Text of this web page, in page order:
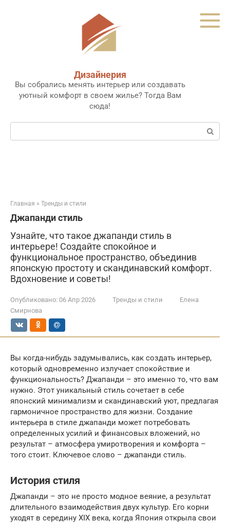
Дизайнерия
Вы собрались менять интерьер или создавать
уютный комфорт в своем жилье? Тогда Вам
сюда!
Поиск:
Главная » Тренды и стили
Джапанди стиль
Узнайте, что такое джапанди стиль в
интерьере! Создайте спокойное и
функциональное пространство, объединив
японскую простоту и скандинавский комфорт.
Вдохновение и советы!
Опубликовано: 06 Апр 2026 Тренды и стили
Елена
Смирнова
Вы когда-нибудь задумывались, как создать интерьер,
который одновременно излучает спокойствие и
функциональность? Джапанди – это именно то, что вам
нужно. Этот уникальный стиль сочетает в себе
японский минимализм и скандинавский уют, предлагая
гармоничное пространство для жизни. Создание
интерьера в стиле джапанди может потребовать
определенных усилий и финансовых вложений, но
результат – атмосфера умиротворения и комфорта –
того стоит. Ключевое слово – джапанди стиль.
История стиля
Джапанди – это не просто модное веяние, а результат
длительного взаимодействия двух культур. Его корни
уходят в середину XIX века, когда Япония открыла свои